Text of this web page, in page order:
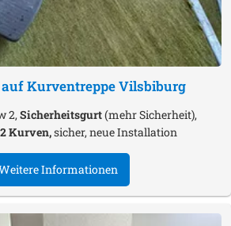
KurventreppeVilsbiburg
2, Sicherheitsgurt(mehr Sicherheit),
Kurven,sicher, neue Installation
Informationen